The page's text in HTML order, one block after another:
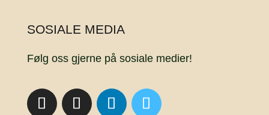
SOSIALE MEDIA
Følg oss gjerne på sosiale medier!